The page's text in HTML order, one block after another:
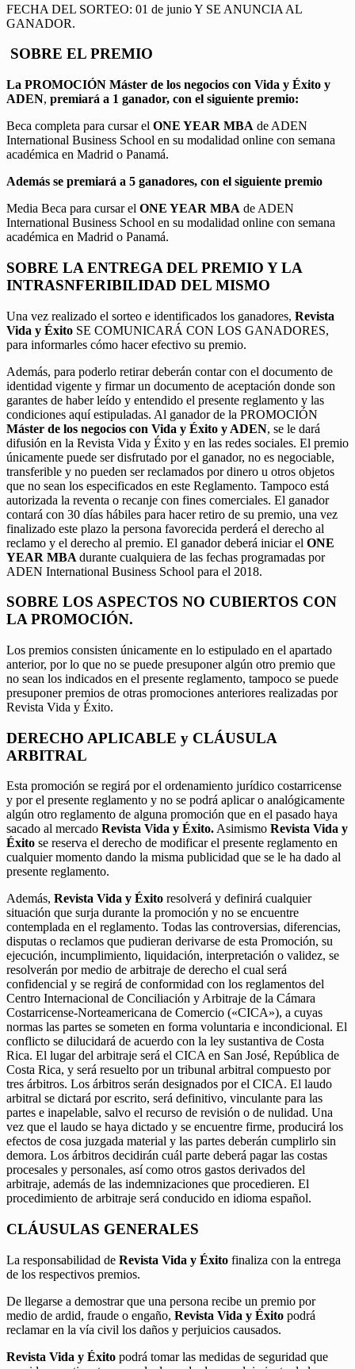
FECHA DEL SORTEO: 01 de junio Y SE ANUNCIA AL
GANADOR.
SOBRE EL PREMIO
La PROMOCIÓN Máster de los negocios con Vida y Éxito y
ADEN, premiará a 1 ganador, con el siguiente premio:
Beca completa para cursar el ONE YEAR MBA de ADEN
International Business School en su modalidad online con semana
académica en Madrid o Panamá.
Además se premiará a 5 ganadores, con el siguiente premio
Media Beca para cursar el ONE YEAR MBA de ADEN
International Business School en su modalidad online con semana
académica en Madrid o Panamá.
SOBRE LA ENTREGA DEL PREMIO Y LA
INTRASNFERIBILIDAD DEL MISMO
Una vez realizado el sorteo e identificados los ganadores, Revista
Vida y Éxito SE COMUNICARÁ CON LOS GANADORES,
para informarles cómo hacer efectivo su premio.
Además, para poderlo retirar deberán contar con el documento de
identidad vigente y firmar un documento de aceptación donde son
garantes de haber leído y entendido el presente reglamento y las
condiciones aquí estipuladas. Al ganador de la PROMOCIÓN
Máster de los negocios con Vida y Éxito y ADEN, se le dará
difusión en la Revista Vida y Éxito y en las redes sociales. El premio
únicamente puede ser disfrutado por el ganador, no es negociable,
transferible y no pueden ser reclamados por dinero u otros objetos
que no sean los especificados en este Reglamento. Tampoco está
autorizada la reventa o recanje con fines comerciales. El ganador
contará con 30 días hábiles para hacer retiro de su premio, una vez
finalizado este plazo la persona favorecida perderá el derecho al
reclamo y el derecho al premio. El ganador deberá iniciar el ONE
YEAR MBA durante cualquiera de las fechas programadas por
ADEN International Business School para el 2018.
SOBRE LOS ASPECTOS NO CUBIERTOS CON
LA PROMOCIÓN.
Los premios consisten únicamente en lo estipulado en el apartado
anterior, por lo que no se puede presuponer algún otro premio que
no sean los indicados en el presente reglamento, tampoco se puede
presuponer premios de otras promociones anteriores realizadas por
Revista Vida y Éxito.
DERECHO APLICABLE y CLÁUSULA
ARBITRAL
Esta promoción se regirá por el ordenamiento jurídico costarricense
y por el presente reglamento y no se podrá aplicar o analógicamente
algún otro reglamento de alguna promoción que en el pasado haya
sacado al mercado Revista Vida y Éxito. Asimismo Revista Vida y
Éxito se reserva el derecho de modificar el presente reglamento en
cualquier momento dando la misma publicidad que se le ha dado al
presente reglamento.
Además, Revista Vida y Éxito resolverá y definirá cualquier
situación que surja durante la promoción y no se encuentre
contemplada en el reglamento. Todas las controversias, diferencias,
disputas o reclamos que pudieran derivarse de esta Promoción, su
ejecución, incumplimiento, liquidación, interpretación o validez, se
resolverán por medio de arbitraje de derecho el cual será
confidencial y se regirá de conformidad con los reglamentos del
Centro Internacional de Conciliación y Arbitraje de la Cámara
Costarricense-Norteamericana de Comercio («CICA»), a cuyas
normas las partes se someten en forma voluntaria e incondicional. El
conflicto se dilucidará de acuerdo con la ley sustantiva de Costa
Rica. El lugar del arbitraje será el CICA en San José, República de
Costa Rica, y será resuelto por un tribunal arbitral compuesto por
tres árbitros. Los árbitros serán designados por el CICA. El laudo
arbitral se dictará por escrito, será definitivo, vinculante para las
partes e inapelable, salvo el recurso de revisión o de nulidad. Una
vez que el laudo se haya dictado y se encuentre firme, producirá los
efectos de cosa juzgada material y las partes deberán cumplirlo sin
demora. Los árbitros decidirán cuál parte deberá pagar las costas
procesales y personales, así como otros gastos derivados del
arbitraje, además de las indemnizaciones que procedieren. El
procedimiento de arbitraje será conducido en idioma español.
CLÁUSULAS GENERALES
La responsabilidad de Revista Vida y Éxito finaliza con la entrega
de los respectivos premios.
De llegarse a demostrar que una persona recibe un premio por
medio de ardid, fraude o engaño, Revista Vida y Éxito podrá
reclamar en la vía civil los daños y perjuicios causados.
Revista Vida y Éxito podrá tomar las medidas de seguridad que